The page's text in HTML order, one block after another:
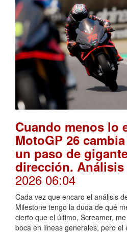
Cuando menos lo
MotoGP 26
un paso de
dirección. Análisis
2026 06:04
Cada vez que encaro el análisis
Milestone tengo la duda de qué
cierto que el último, Screamer,
boca en líneas generales, pero el